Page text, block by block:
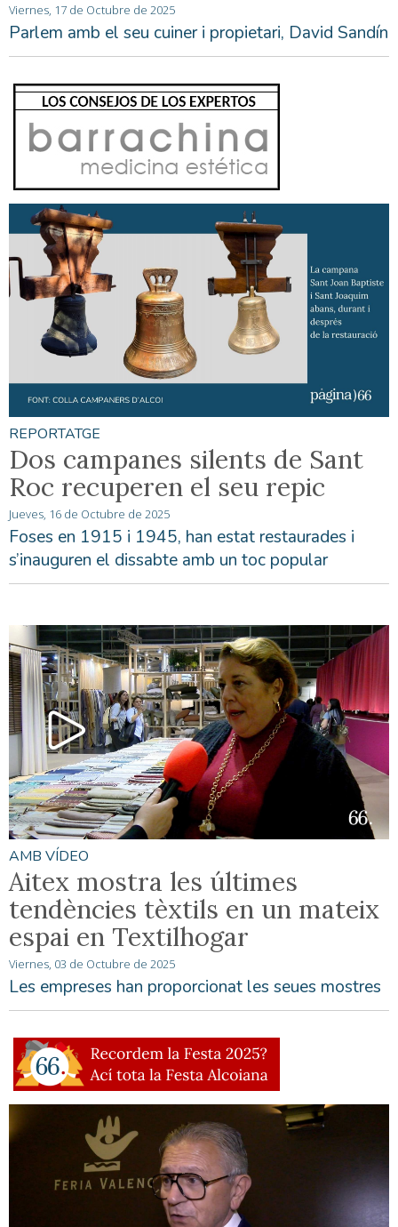
Viernes, 17 de Octubre de 2025
Parlem amb el seu cuiner i propietari, David Sandín
REPORTATGE
Dos campanes silents de Sant
Roc recuperen el seu repic
Jueves, 16 de Octubre de 2025
Foses en 1915 i 1945, han estat restaurades i
s’inauguren el dissabte amb un toc popular
AMB VÍDEO
Aitex mostra les últimes
tendències tèxtils en un mateix
espai en Textilhogar
Viernes, 03 de Octubre de 2025
Les empreses han proporcionat les seues mostres